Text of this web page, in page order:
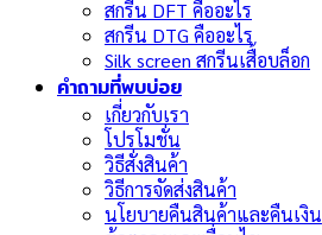
สกรีน DFT คืออะไร
สกรีน DTG คืออะไร
Silk screen สกรีนเสื้อบล็อก
คำถามที่พบบ่อย
เกี่ยวกับเรา
โปรโมชั่น
วิธีสั่งสินค้า
วิธีการจัดส่งสินค้า
นโยบายคืนสินค้าและคืนเงิน